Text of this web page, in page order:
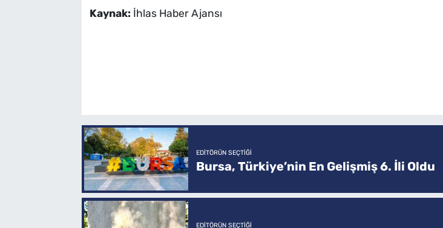
Kaynak: İhlas Haber Ajansı
EDITÖRÜN SEÇTIĞI
Bursa, Türkiye’nin En Gelişmiş 6. İli Oldu
EDITÖRÜN SEÇTIĞI